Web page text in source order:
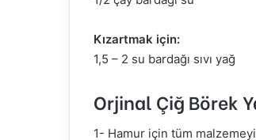
Kızartmak için:
1,5 – 2 su bardağı sıvı yağ
Orjinal Çiğ Börek
1- Hamur için tüm